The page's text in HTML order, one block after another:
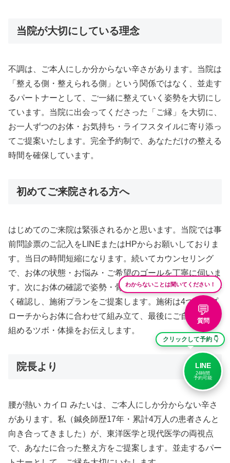
当院が大切にしている理念
不調は、ご本人にしか分からない辛さがあります。当院は
「整える側・整えられる側」という関係ではなく、並走す
るパートナーとして、ご一緒に整えていく姿勢を大切にし
ています。当院に出会ってくださった「ご縁」を大切に、
お一人ずつのお体・お気持ち・ライフスタイルに寄り添っ
てご提案いたします。完全予約制で、あなただけの整える
時間を確保しています。
初めてご来院される方へ
はじめてのご来院は緊張されるかと思います。当院では事
前問診票のご記入をLINEまたはHPからお願いしておりま
す。当日の時間短縮になります。続いてカウンセリング
で、お体の状態・お悩み・ご希望のゴールを丁寧に伺いま
す。次にお体の確認で姿勢・骨盤・首・背中の状態を細か
く確認し、施術プランをご提案します。施術は4つのアプ
ローチからお体に合わせて組み立て、最後にご自宅で取り
組めるツボ・体操をお伝えします。
院長より
腰が熱い カイロ みたいは、ご本人にしか分からない辛さ
があります。私（鍼灸師歴17年・累計4万人の患者さんと
向き合ってきました）が、東洋医学と現代医学の両視点
で、あなたに合った整え方をご提案します。並走するパー
わからないことは聞いてください！
💬
質問
クリックして予約 👇
LINE
24時間
予約可能